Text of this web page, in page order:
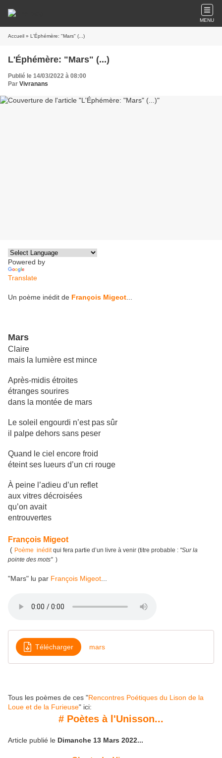
MENU
Accueil » L'Éphémère: "Mars" (...)
L'Éphémère: "Mars" (...)
Publié le 14/03/2022 à 08:00
Par Vivranans
Powered by
Translate
Un poème inédit de François Migeot
Mars
Claire
mais la lumière est mince
Après-midis étroites
étranges sourires
dans la montée de mars
Le soleil engourdi n’est pas sûr
il palpe dehors sans peser
Quand le ciel encore froid
éteint ses lueurs d’un cri rouge
À peine l’adieu d’un reflet
aux vitres décroisées
qu’on avait
entrouvertes
François Migeot
( Poème inéditqui fera partie d’un livre à venir (titre probable : "Sur la
pointe des mots" )
"Mars" lu par François Migeot
Télécharger mars
Tous les poèmes de ces "Rencontres Poétiques du Lison de la
Loue et de la Furieuse" ici:
# Poètes à l'Unisson...
Article publié le Dimanche 13 Mars 2022...